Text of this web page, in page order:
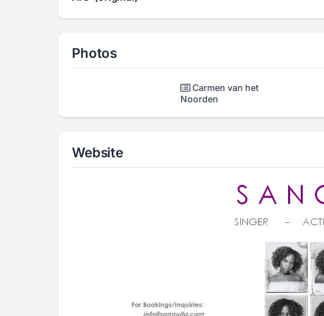
Photos
Carmen van het
Noorden
Website